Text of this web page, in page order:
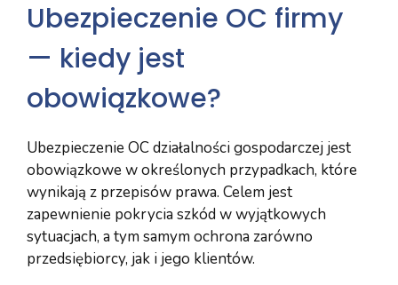
Ubezpieczenie OC firmy
— kiedy jest
obowiązkowe?
Ubezpieczenie OC działalności gospodarczej jest
obowiązkowe w określonych przypadkach, które
wynikają z przepisów prawa. Celem jest
zapewnienie pokrycia szkód w wyjątkowych
sytuacjach, a tym samym ochrona zarówno
przedsiębiorcy, jak i jego klientów.